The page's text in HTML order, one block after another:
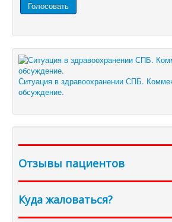
Ситуация в здравоохранении СПБ.
обсуждение.
Отзывы пациентов
Куда жаловаться?